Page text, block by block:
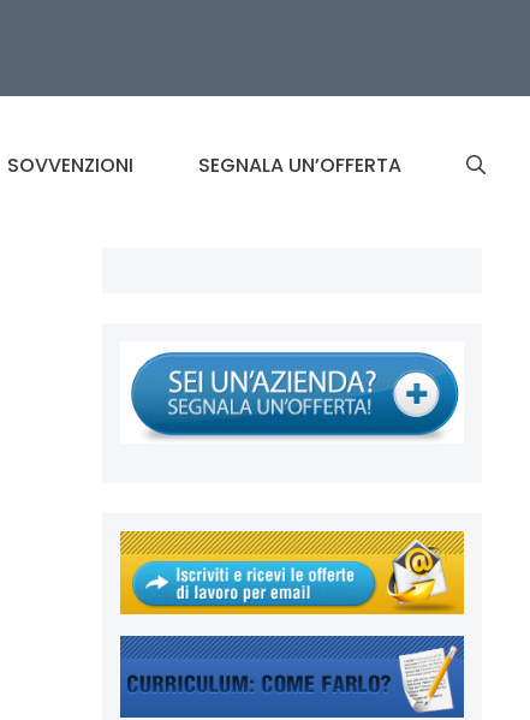
SOVVENZIONI SEGNALA UN’OFFERTA